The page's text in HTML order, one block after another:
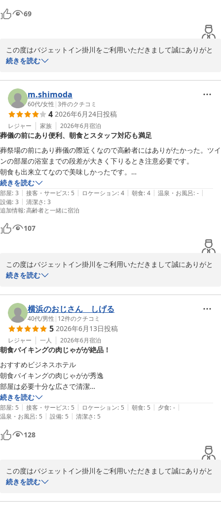
69
この度はバジェットイン掛川をご利用いただきまして誠にありがと
うございます。
ました。
設備面につきましては貴重なご意見をいただきありがとうございま
す。今後のサービス向上の参考とさせていただきます。
当ホテルはJR新幹線掛川駅よりお車で3分、徒歩約12分、東名掛川
ICより車１分と、ビジネスの拠点として便利な立地にございます。
またお近くにお越しの際は、ぜひ当ホテルをご利用いただけますと
幸いです。
またのお越しを心よりお待ちしております。
お忙しい中、ご投稿いただきありがとうございます。
バジェットイン掛川
バジェットイン掛川
2026-07-06
続きを読む
m.shimoda
60代/女性 |3件のクチコミ
4 2026年6月24日投稿
レジャー 家族 2026年6月宿泊
葬儀の前にあり便利、朝食とスタッフ対応も満足
葬祭場の前にあり葬儀の際近くなので高齢者にはありがたかった。ツイ
ンの部屋の浴室までの段差が大きく下りるとき注意必要です。
朝食も出来立てなので美味しかったです。
スタッフの対応も満足しました。
続きを読む
部屋: 3 | 接客・サービス: 5 | ロケーション: 4 | 朝食: 4 | 温泉・お風呂: - |
設備: 3 | 清潔さ: 3
追加情報:高齢者と一緒に宿泊
107
この度はバジェットイン掛川をご利用いただきまして誠にありがと
うございます。
朝食やスタッフの対応につきましても温かいお言葉をいただき、重
ねて御礼申し上げます。
浴室の段差につきまして、貴重なご意見をいただきありがとうござ
います。ご不便をおかけし申し訳ございません。こちらは施設内の
改善課題として今後の設備検討の参考にさせていただきます。
これからもサービス向上に努めてまいります。
また掛川にお越しの際は、ぜひご利用をお待ちしております。
バジェットイン掛川
バジェットイン掛川
2026-07-05
続きを読む
横浜のおじさん しげる
40代/男性 | 12件のクチコミ
5 2026年6月13日投稿
レジャー 一人 2026年6月宿泊
朝食バイキングの肉じゃがが絶品！
おすすめビジネスホテル
朝食バイキングの肉じゃがが秀逸
部屋は必要十分な広さで清潔
駐車場は広くて停めやすい
続きを読む
部屋: 5 | 接客・サービス: 5 | ロケーション: 5 | 朝食: 5 | 夕食: - |
温泉・お風呂: 5 | 設備: 5 | 清潔さ: 5
128
この度はバジェットイン掛川をご利用いただきまして誠にありがと
うございます。
朝食バイキングの肉じゃがにつきまして、お褒めのお言葉をいただ
続きを読む